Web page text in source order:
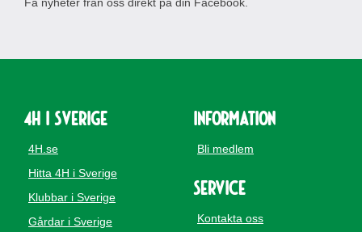
4H i Sverige
4H.se
Hitta 4H i Sverige
Klubbar i Sverige
Gårdar i Sverige
Information
Bli medlem
Service
Kontakta oss